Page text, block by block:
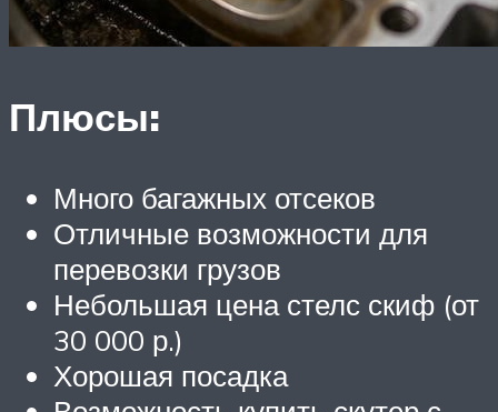
Плюсы:
Много багажных отсеков
Отличные возможности для
перевозки грузов
Небольшая цена стелс скиф (от
30 000 р.)
Хорошая посадка